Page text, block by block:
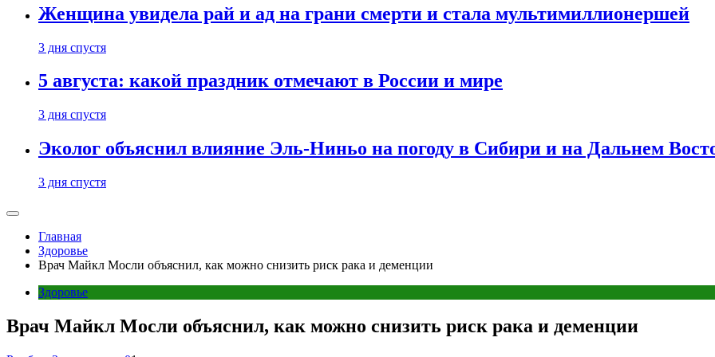
Женщина увидела рай и ад на грани смерти и стала мультимиллионершей
3 дня спустя
5 августа: какой праздник отмечают в России и мире
3 дня спустя
Эколог объяснил влияние Эль-Ниньо на погоду в Сибири и на Дальнем
3 дня спустя
Главная
Здоровье
Врач Майкл Мосли объяснил, как можно снизить риск рака и деменции
Здоровье
Врач Майкл Мосли объяснил, как можно снизить риск рака и деменции